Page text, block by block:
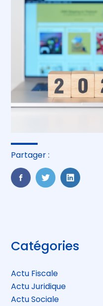
Partager :
FaceBook
TwitterLinkedIn
Blog
sidebar
Catégories
Actu Fiscale
Actu Juridique
Actu Sociale